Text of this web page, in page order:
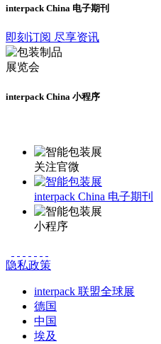
interpack China 电子期刊
即刻订阅 尽享资讯
interpack China 小程序
关注官微
interpack China 电子期刊
小程序
隐私政策
interpack 联盟全球展
德国
中国
埃及